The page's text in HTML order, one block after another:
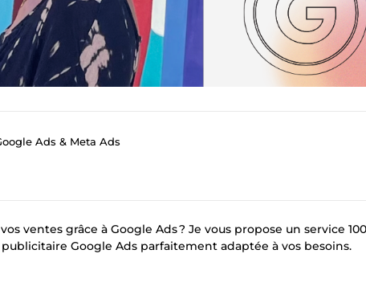
Ads & Meta Ads
ventes grâce à Google Ads ? Je vous propose un service
Google Ads parfaitement adaptée à vos besoins.